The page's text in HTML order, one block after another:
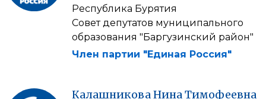
Республика Бурятия
Совет депутатов муниципального
образования "Баргузинский район"
Член партии "Единая Россия"
КалашниковаНинаТимофеевна